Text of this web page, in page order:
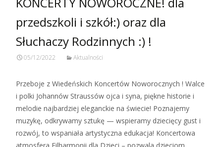
przedszkoli i szkół:) oraz dla
Słuchaczy Rodzinnych :) !
05/12/2022 Aktualności
Przeboje z Wiedeńskich Koncertów Noworocznych ! Walce
i polki Johannów Straussów ojca i syna, piękne historie i
melodie najbardziej eleganckie na świecie! Poznajemy
muzykę, odkrywamy sztukę — wspieramy dziecięcy gust i
rozwój, to wspaniała artystyczna edukacja! Koncertowa